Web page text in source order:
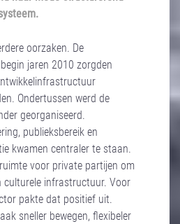
oorzaken. De
jaren 2010 zorgden
Ondertussen werd de
georganiseerd.
publieksbereik en
kwamen centraler te staan.
voor private partijen om
culturele infrastructuur. Voor
pakte dat positief uit.
sneller bewegen, flexibeler